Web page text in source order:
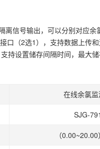
离信号输出，可以分别对应
口（2选1），支持数据上传
持设置储存间隔时间，最大
在线余氯
SJG-
（